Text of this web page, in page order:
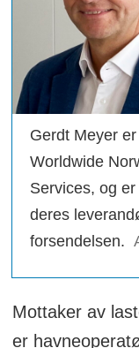
Gerdt Meyer
Worldwide
Services, og
deres
forsendelsen.
Mottaker av
er